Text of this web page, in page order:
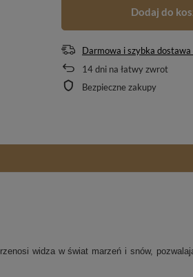
Dodaj do
Darmowa i szybka dostawa
14dni na łatwy zwrot
Bezpieczne zakupy
widza w świat marzeń i snów,